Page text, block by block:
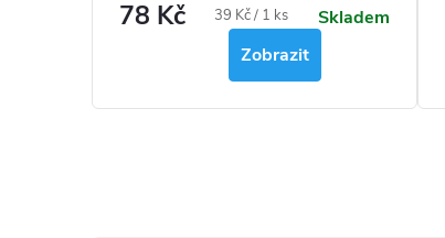
plžů, dokonce i plzáků ve vaší zahradě.
78 Kč
Měrná
39 Kč / 1 ks
Skladem
Zobrazit